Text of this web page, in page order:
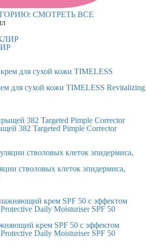
СМОТРЕТЬ ВСЕ
для сухой кожи TIMELESS Revitalizing
382 Targeted Pimple Corrector
стволовых клеток эпидермиса,
крем SPF 50 с эффектом
Daily Moisturiser SPF 50